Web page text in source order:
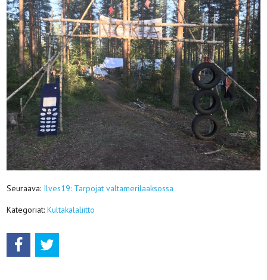
Seuraava: Ilves19: Tarpojat valtamerilaaksossa
Kategoriat:Kultakalaliitto